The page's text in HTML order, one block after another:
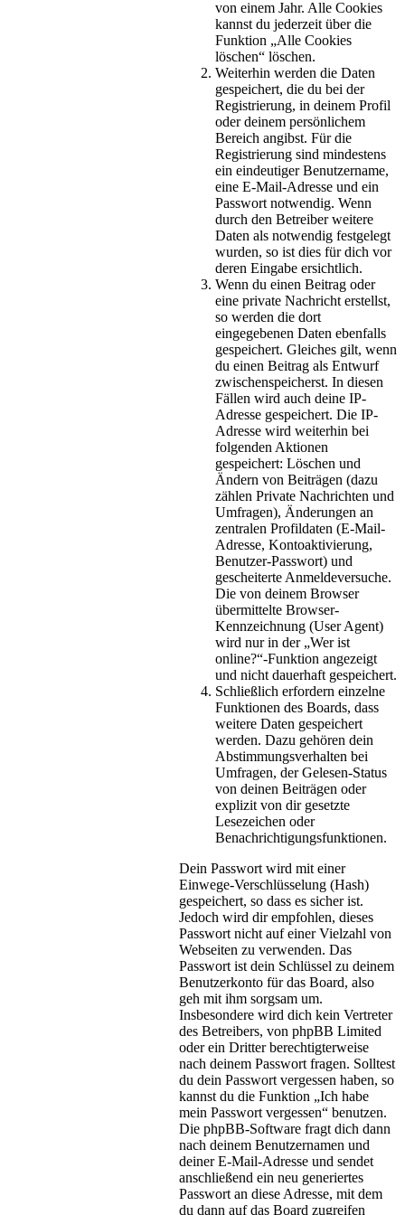
von einem Jahr. Alle Cookies
kannst du jederzeit über die
Funktion „Alle Cookies
löschen“ löschen.
Weiterhin werden die Daten
gespeichert, die du bei der
Registrierung, in deinem Profil
oder deinem persönlichem
Bereich angibst. Für die
Registrierung sind mindestens
ein eindeutiger Benutzername,
eine E-Mail-Adresse und ein
Passwort notwendig. Wenn
durch den Betreiber weitere
Daten als notwendig festgelegt
wurden, so ist dies für dich vor
deren Eingabe ersichtlich.
Wenn du einen Beitrag oder
eine private Nachricht erstellst,
so werden die dort
eingegebenen Daten ebenfalls
gespeichert. Gleiches gilt, wenn
du einen Beitrag als Entwurf
zwischenspeicherst. In diesen
Fällen wird auch deine IP-
Adresse gespeichert. Die IP-
Adresse wird weiterhin bei
folgenden Aktionen
gespeichert: Löschen und
Ändern von Beiträgen (dazu
zählen Private Nachrichten und
Umfragen), Änderungen an
zentralen Profildaten (E-Mail-
Adresse, Kontoaktivierung,
Benutzer-Passwort) und
gescheiterte Anmeldeversuche.
Die von deinem Browser
übermittelte Browser-
Kennzeichnung (User Agent)
wird nur in der „Wer ist
online?“-Funktion angezeigt
und nicht dauerhaft gespeichert.
Schließlich erfordern einzelne
Funktionen des Boards, dass
weitere Daten gespeichert
werden. Dazu gehören dein
Abstimmungsverhalten bei
Umfragen, der Gelesen-Status
von deinen Beiträgen oder
explizit von dir gesetzte
Lesezeichen oder
Benachrichtigungsfunktionen.
Dein Passwort wird mit einer
Einwege-Verschlüsselung (Hash)
gespeichert, so dass es sicher ist.
Jedoch wird dir empfohlen, dieses
Passwort nicht auf einer Vielzahl von
Webseiten zu verwenden. Das
Passwort ist dein Schlüssel zu deinem
Benutzerkonto für das Board, also
geh mit ihm sorgsam um.
Insbesondere wird dich kein Vertreter
des Betreibers, von phpBB Limited
oder ein Dritter berechtigterweise
nach deinem Passwort fragen. Solltest
du dein Passwort vergessen haben, so
kannst du die Funktion „Ich habe
mein Passwort vergessen“ benutzen.
Die phpBB-Software fragt dich dann
nach deinem Benutzernamen und
deiner E-Mail-Adresse und sendet
anschließend ein neu generiertes
Passwort an diese Adresse, mit dem
du dann auf das Board zugreifen